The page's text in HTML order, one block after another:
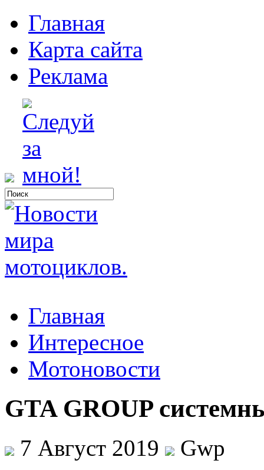
Главная
Карта сайта
Реклама
Главная
Интересное
Мотоновости
GTA GROUP
7 Август 2019
Gwp